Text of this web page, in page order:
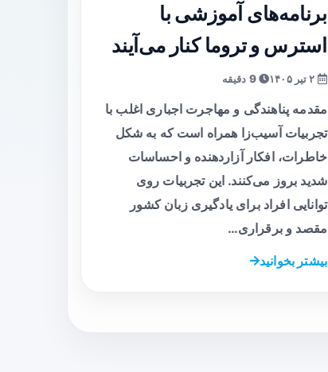
برنامه‌های آموزشی با
استرس و تروما کنار می‌آیند
9 دقیقه
مقدمه پناهندگی و مهاجرت اجباری اغلب با
تجربیات آسیب‌زا همراه است که به شکل
خاطرات، افکار آزاردهنده و احساسات
شدید بروز می‌کنند. این تجربیات روی
توانایی افراد برای یادگیری زبان کشور
مقصد و برقراری…
بیشتر بخوانید